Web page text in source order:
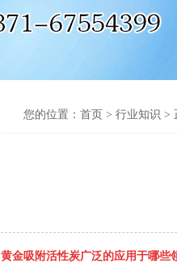
您的位置： 首页 > 行业知识 >
黄金吸附活性炭广泛的应用于哪些